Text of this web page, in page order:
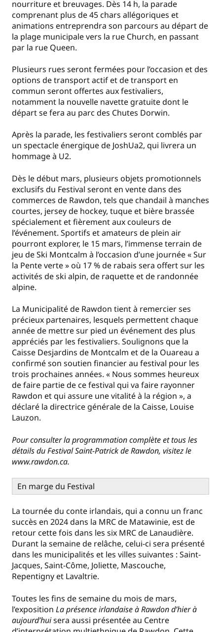
nourriture et breuvages. Dès 14 h, la parade
comprenant plus de 45 chars allégoriques et
animations entreprendra son parcours au départ de
la plage municipale vers la rue Church, en passant
par la rue Queen.
Plusieurs rues seront fermées pour l’occasion et des
options de transport actif et de transport en
commun seront offertes aux festivaliers,
notamment la nouvelle navette gratuite dont le
départ se fera au parc des Chutes Dorwin.
Après la parade, les festivaliers seront comblés par
un spectacle énergique de JoshUa2, qui livrera un
hommage à U2.
Dès le début mars, plusieurs objets promotionnels
exclusifs du Festival seront en vente dans des
commerces de Rawdon, tels que chandail à manches
courtes, jersey de hockey, tuque et bière brassée
spécialement et fièrement aux couleurs de
l’événement. Sportifs et amateurs de plein air
pourront explorer, le 15 mars, l’immense terrain de
jeu de Ski Montcalm à l’occasion d’une journée « Sur
la Pente verte » où 17 % de rabais sera offert sur les
activités de ski alpin, de raquette et de randonnée
alpine.
La Municipalité de Rawdon tient à remercier ses
précieux partenaires, lesquels permettent chaque
année de mettre sur pied un événement des plus
appréciés par les festivaliers. Soulignons que la
Caisse Desjardins de Montcalm et de la Ouareau a
confirmé son soutien financier au festival pour les
trois prochaines années. « Nous sommes heureux
de faire partie de ce festival qui va faire rayonner
Rawdon et qui assure une vitalité à la région », a
déclaré la directrice générale de la Caisse, Louise
Lauzon.
Pour consulter la programmation complète et tous les
détails du Festival Saint-Patrick de Rawdon, visitez le
www.rawdon.ca.
En marge du Festival
La tournée du conte irlandais, qui a connu un franc
succès en 2024 dans la MRC de Matawinie, est de
retour cette fois dans les six MRC de Lanaudière.
Durant la semaine de relâche, celui-ci sera présenté
dans les municipalités et les villes suivantes : Saint-
Jacques, Saint-Côme, Joliette, Mascouche,
Repentigny et Lavaltrie.
Toutes les fins de semaine du mois de mars,
l’exposition La présence irlandaise à Rawdon d’hier à
aujourd’huisera aussi présentée au Centre